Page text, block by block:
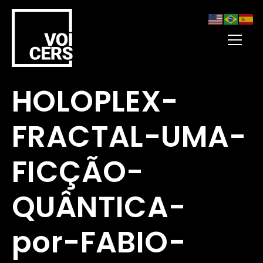
HOLOPLEX-
FRACTAL-UMA-
FICÇÃO-
QUÂNTICA-
por-FABIO-